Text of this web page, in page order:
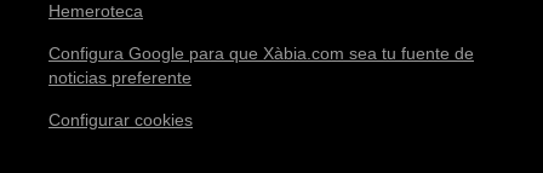
Hemeroteca
Configura Google para que Xàbia.com sea tu fuente de
noticias preferente
Configurar cookies